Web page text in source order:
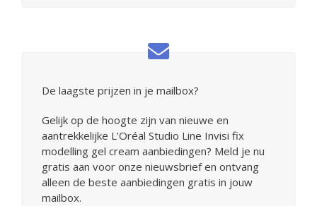
De laagste prijzen in je mailbox?
Gelijk op de hoogte zijn van nieuwe en
aantrekkelijke L’Oréal Studio Line Invisi fix
modelling gel cream aanbiedingen? Meld je nu
gratis aan voor onze nieuwsbrief en ontvang
alleen de beste aanbiedingen gratis in jouw
mailbox.